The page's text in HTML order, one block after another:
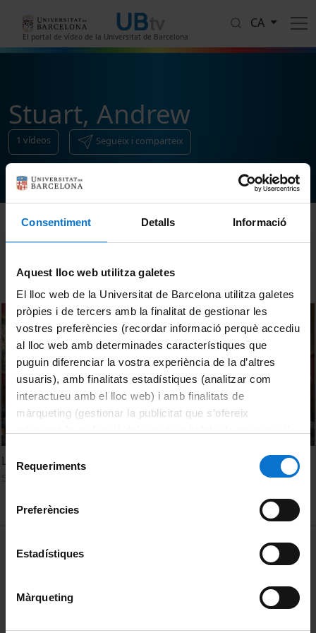
Consentiment Detalls Informació
Aquest lloc web utilitza galetes
El lloc web de la Universitat de Barcelona utilitza galetes
pròpies i de tercers amb la finalitat de gestionar les
vostres preferències (recordar informació perquè accediu
al lloc web amb determinades característiques que
puguin diferenciar la vostra experiència de la d’altres
usuaris), amb finalitats estadístiques (analitzar com
interactueu amb el lloc web) i amb finalitats de
màrqueting (gestionar la publicitat que s’ofereix
consultar laPolítica de galetes del lloc web de la
de Requeriments
Preferències
Estadístiques
Màrqueting
El portal de vídeo de la Universitat de Barcelona
CA
Stuart, Andrew
1 vídeos Segueix i comparteix
Ordenar
Large Graph Limits of Learning Algorithms
MENÚ PEU 1
Privadesa i termes